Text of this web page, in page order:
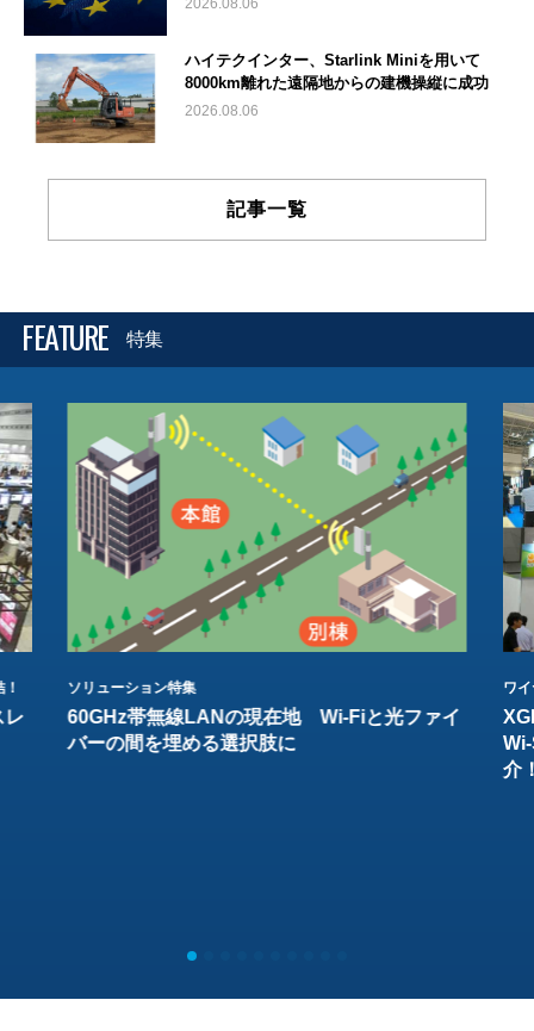
ハイテクインター、Starlink Miniを用いて
8000km離れた遠隔地からの建機操縦に成功
2026.08.06
記事一覧
FEATURE 特集
レ
ソリューション特集
60GHz帯無線LANの現在地 Wi-Fiと光ファイ
バーの間を埋める選択肢に
ワ
介